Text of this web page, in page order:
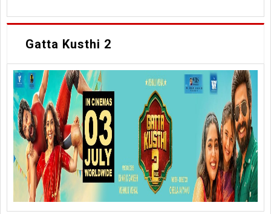
Gatta Kusthi 2